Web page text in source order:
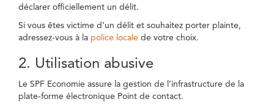
déclarer officiellement un délit.
Si vous êtes victime d’un délit et souhaitez porter plainte,
adressez-vous à la police locale de votre choix.
2. Utilisation abusive
Le SPF Economie assure la gestion de l’infrastructure de la
plate-forme électronique Point de contact.